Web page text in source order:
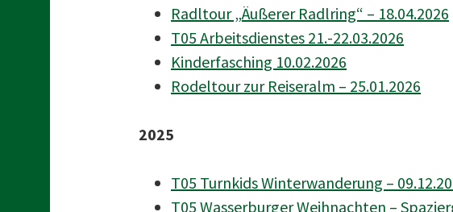
Radltour „Äußerer Radlring“ – 18.04.2026
T05 Arbeitsdienstes 21.-22.03.2026
Kinderfasching 10.02.2026
Rodeltour zur Reiseralm – 25.01.2026
2025
T05 Turnkids Winterwanderung –
T05 Wasserburger Weihnachten –